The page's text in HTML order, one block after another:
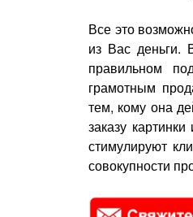
Все это
из Вас деньги.
правильном
грамотным
тем, кому она
заказу
стимулируют
совокупности